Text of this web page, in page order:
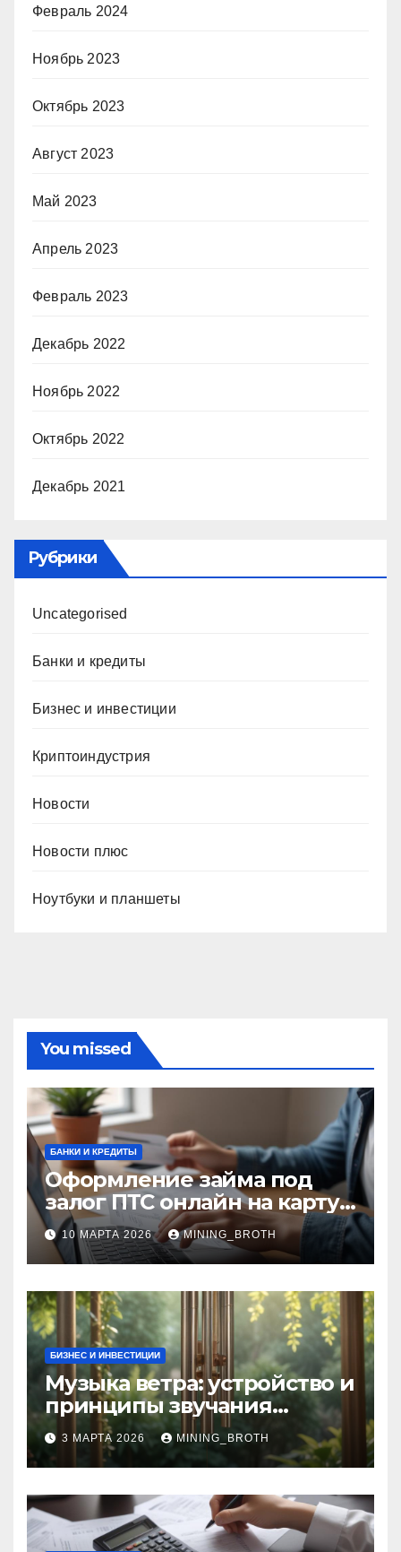
Февраль 2024
Ноябрь 2023
Октябрь 2023
Август 2023
Май 2023
Апрель 2023
Февраль 2023
Декабрь 2022
Ноябрь 2022
Октябрь 2022
Декабрь 2021
Рубрики
Uncategorised
Банки и кредиты
Бизнес и инвестиции
Криптоиндустрия
Новости
Новости плюс
Ноутбуки и планшеты
You missed
БАНКИ И КРЕДИТЫ
Оформление займа под
залог ПТС онлайн на карту
без визита в офис: порядок,
требования и документы
10 МАРТА 2026 MINING_BROTH
БИЗНЕС И ИНВЕСТИЦИИ
Музыка ветра: устройство и
принципы звучания
колокольчиков
3 МАРТА 2026 MINING_BROTH